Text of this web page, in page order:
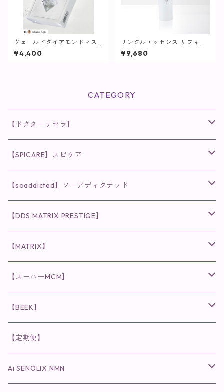
ヴェールドダイアモンドマス
ク【SPICARE】
¥4,400
リンクルエッセンス リフィル
(つけ替え用) / 32mL【美容
液】
¥9,680
CATEGORY
【ドクターリセラ】
◉AQUA VENUS
クレンジング・洗顔
化粧水
パック・マスク
保湿ジェル・クリーム
ラディール
◉VI PLANTE
リキッド
ディフェンサー
リップカラー
メイク小物
◉ナチュリスティーアクレス
クレンジング
洗顔
◉インナーケア
食品
粒タイプ
◉cocochia
ヘナカラー
ヘアファンデーション
◉美顔器
◉スペシャルケア
◉肌悩み
【SPICARE】スピケア
◉V3シリーズ
ファンデーション・ベース
クレンジング・洗顔
保湿ジェル・クリーム
リップ
◉V3 VSPIC C Line
クレンジング・洗顔
化粧水
マスク・パック
◉スピケアシリーズ
◉V.O.Sシリーズ
クレンジング・洗顔
化粧水
◉メンズシリーズ
クレンジング・洗顔
◉MESシリーズ
【soaddicted】ソーアディクテッド
ラッシュアディクト
まつ毛用美容液
眉毛用美容液
アイライナー
リップアディクト
唇用美容液
ヘアアディクト
【DDS MATRIX PRESTIGE】
スキンケアシリーズ
美容液
【MATRIX】
スキンケアシリーズ
美容液
洗顔
【スーパーMCM】
インナーケア
【BEEK】
インナーケア
【定期便】
Ai SENOLIX NMN